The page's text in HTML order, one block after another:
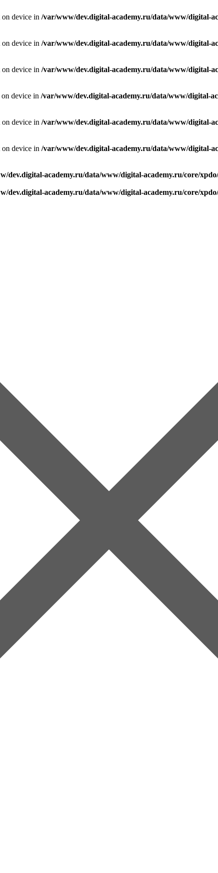
device in /var/www/dev.digital-academy.ru/data/www/digital-
device in /var/www/dev.digital-academy.ru/data/www/digital-
device in /var/www/dev.digital-academy.ru/data/www/digital-
device in /var/www/dev.digital-academy.ru/data/www/digital-
device in /var/www/dev.digital-academy.ru/data/www/digital-
device in /var/www/dev.digital-academy.ru/data/www/digital-
dev.digital-academy.ru/data/www/digital-academy.ru/core/
dev.digital-academy.ru/data/www/digital-academy.ru/core/